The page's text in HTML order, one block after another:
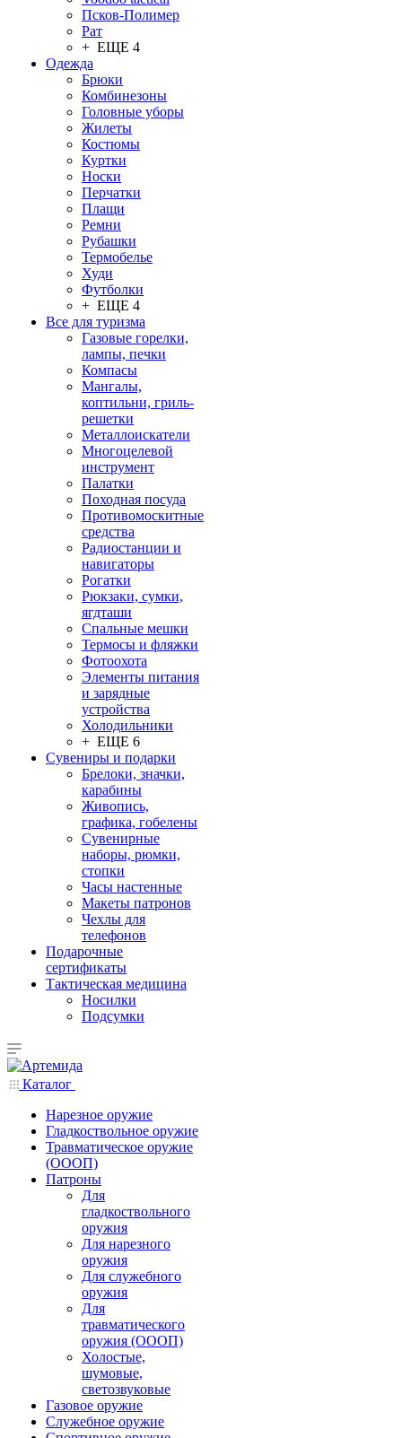
Псков-Полимер
Рат
+ ЕЩЕ 4
Одежда
Брюки
Комбинезоны
Головные уборы
Жилеты
Костюмы
Куртки
Носки
Перчатки
Плащи
Ремни
Рубашки
Термобелье
Худи
Футболки
+ ЕЩЕ 4
Все для туризма
Газовые горелки,
лампы, печки
Компасы
Мангалы,
коптильни, гриль-
решетки
Металлоискатели
Многоцелевой
инструмент
Палатки
Походная посуда
Противомоскитные
средства
Радиостанции и
навигаторы
Рогатки
Рюкзаки, сумки,
ягдташи
Спальные мешки
Термосы и фляжки
Фотоохота
Элементы питания
и зарядные
устройства
Холодильники
+ ЕЩЕ 6
Сувениры и подарки
Брелоки, значки,
карабины
Живопись,
графика, гобелены
Сувенирные
наборы, рюмки,
стопки
Часы настенные
Макеты патронов
Чехлы для
телефонов
Подарочные
сертификаты
Тактическая медицина
Носилки
Подсумки
Каталог
Нарезное оружие
Гладкоствольное оружие
Травматическое оружие
(ОООП)
Патроны
Для
гладкоствольного
оружия
Для нарезного
оружия
Для служебного
оружия
Для
травматического
оружия (ОООП)
Холостые,
шумовые,
светозвуковые
Газовое оружие
Служебное оружие